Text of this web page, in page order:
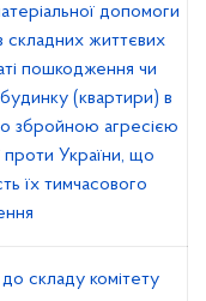
допомоги
складних життєвих
пошкодження чи
(квартири) в
збройною агресією
проти України, що
їх тимчасового
складу комітету